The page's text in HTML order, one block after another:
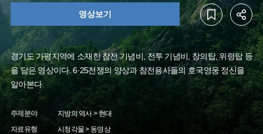
경기도 가평지역에 소재한 참전 기념비, 전투 기념비, 창의탑, 위령탑 등
을 담은 영상이다. 6·25전쟁의 양상과 참전용사들의 호국영웅 정신을
알아본다.
주제분야
지방의 역사 > 현대
자료유형
시청각물 > 동영상
영상보기